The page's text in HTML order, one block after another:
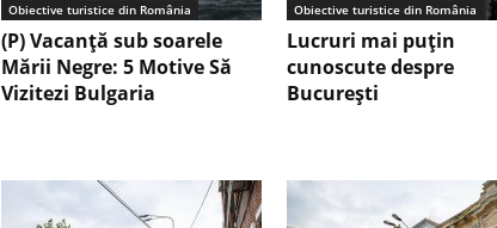
Obiective turistice din România
(P) Vacanță sub soarele
Mării Negre: 5 Motive Să
Vizitezi Bulgaria
Obiective turistice din România
Lucruri mai puțin
cunoscute despre
București